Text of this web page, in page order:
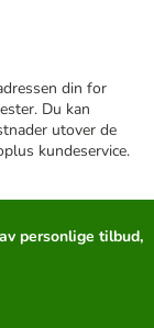
din for
Du kan
utover de
kundeservice.
personlige tilbud,